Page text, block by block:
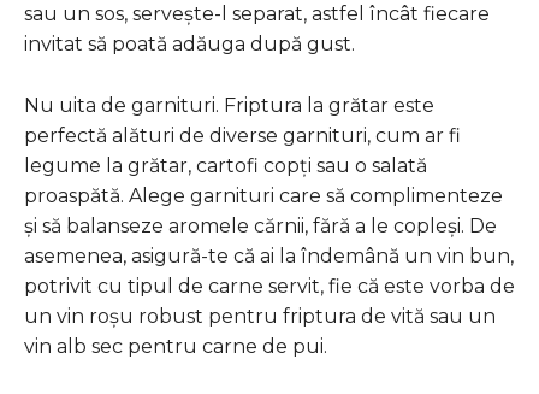
sau un sos, servește-l separat, astfel încât fiecare
invitat să poată adăuga după gust.
Nu uita de garnituri. Friptura la grătar este
perfectă alături de diverse garnituri, cum ar fi
legume la grătar, cartofi copți sau o salată
proaspătă. Alege garnituri care să complimenteze
și să balanseze aromele cărnii, fără a le copleși. De
asemenea, asigură-te că ai la îndemână un vin bun,
potrivit cu tipul de carne servit, fie că este vorba de
un vin roșu robust pentru friptura de vită sau un
vin alb sec pentru carne de pui.